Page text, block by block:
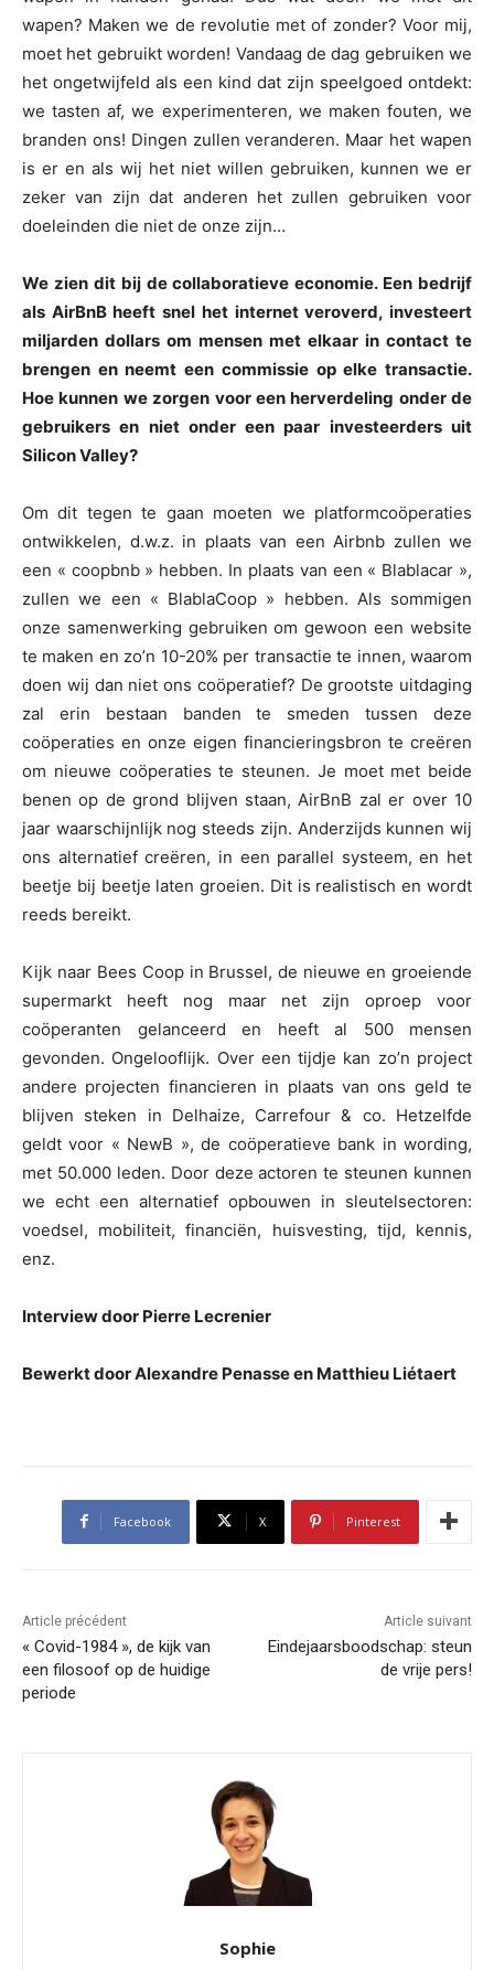
wapen? Maken we de revolutie met of zonder? Voor mij,
moet het gebruikt worden! Vandaag de dag gebruiken we
het ongetwijfeld als een kind dat zijn speelgoed ontdekt:
we tasten af, we experimenteren, we maken fouten, we
branden ons! Dingen zullen veranderen. Maar het wapen
is er en als wij het niet willen gebruiken, kunnen we er
zeker van zijn dat anderen het zullen gebruiken voor
doeleinden die niet de onze zijn…
We zien dit bij de collaboratieve economie. Een bedrijf
als AirBnB heeft snel het internet veroverd, investeert
miljarden dollars om mensen met elkaar in contact te
brengen en neemt een commissie op elke transactie.
Hoe kunnen we zorgen voor een herverdeling onder de
gebruikers en niet onder een paar investeerders uit
Silicon Valley?
Om dit tegen te gaan moeten we platformcoöperaties
ontwikkelen, d.w.z. in plaats van een Airbnb zullen we
een « coopbnb » hebben. In plaats van een « Blablacar »,
zullen we een « BlablaCoop » hebben. Als sommigen
onze samenwerking gebruiken om gewoon een website
te maken en zo’n 10-20% per transactie te innen, waarom
doen wij dan niet ons coöperatief? De grootste uitdaging
zal erin bestaan banden te smeden tussen deze
coöperaties en onze eigen financieringsbron te creëren
om nieuwe coöperaties te steunen. Je moet met beide
benen op de grond blijven staan, AirBnB zal er over 10
jaar waarschijnlijk nog steeds zijn. Anderzijds kunnen wij
ons alternatief creëren, in een parallel systeem, en het
beetje bij beetje laten groeien. Dit is realistisch en wordt
reeds bereikt.
Kijk naar Bees Coop in Brussel, de nieuwe en groeiende
supermarkt heeft nog maar net zijn oproep voor
coöperanten gelanceerd en heeft al 500 mensen
gevonden. Ongelooflijk. Over een tijdje kan zo’n project
andere projecten financieren in plaats van ons geld te
blijven steken in Delhaize, Carrefour & co. Hetzelfde
geldt voor « NewB », de coöperatieve bank in wording,
met 50.000 leden. Door deze actoren te steunen kunnen
we echt een alternatief opbouwen in sleutelsectoren:
voedsel, mobiliteit, financiën, huisvesting, tijd, kennis,
enz.
Interview door Pierre Lecrenier
Bewerkt door Alexandre Penasse en Matthieu Liétaert
Facebook X Pinterest
Article précédent
« Covid-1984 », de kijk van
een filosoof op de huidige
periode
Article suivant
Eindejaarsboodschap: steun
de vrije pers!
Sophie